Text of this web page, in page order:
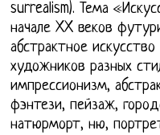
surrealism). Тема
начале XX веков
абстрактное
художников разных
импрессионизм,
фэнтези, пейзаж,
натюрморт, ню,